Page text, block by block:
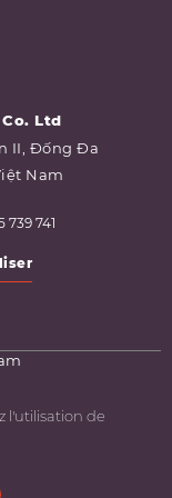
Ltd
II, Đống Đa
Nam
739 741
l'utilisation de